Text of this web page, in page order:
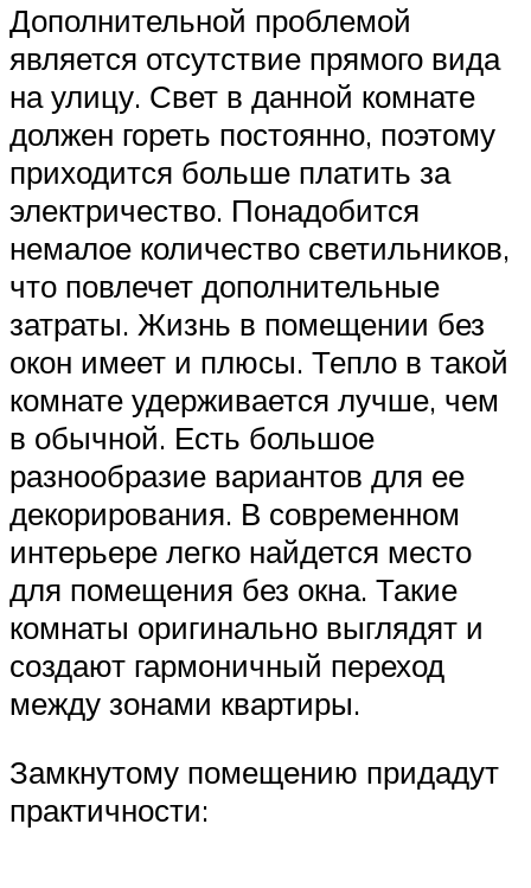
Дополнительной проблемой
является отсутствие прямого вида
на улицу. Свет в данной комнате
должен гореть постоянно, поэтому
приходится больше платить за
электричество. Понадобится
немалое количество светильников,
что повлечет дополнительные
затраты. Жизнь в помещении без
окон имеет и плюсы. Тепло в такой
комнате удерживается лучше, чем
в обычной. Есть большое
разнообразие вариантов для ее
декорирования. В современном
интерьере легко найдется место
для помещения без окна. Такие
комнаты оригинально выглядят и
создают гармоничный переход
между зонами квартиры.
Замкнутому помещению придадут
практичности: